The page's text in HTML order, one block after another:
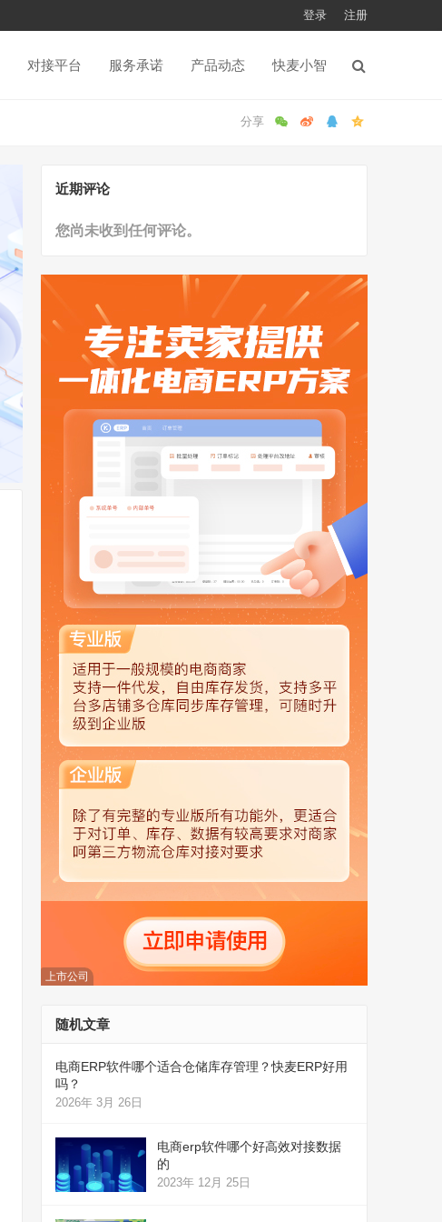
登录 注册
对接平台 服务承诺 产品动态 快麦小智
近期评论
您尚未收到任何评论。
上市公司
随机文章
电商ERP软件哪个适合仓储库存管理？快麦ERP好用
吗？
2026年 3月 26日
电商erp软件哪个好高效对接数据
的
2023年 12月 25日